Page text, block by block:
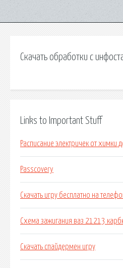
Скачать обработки с
Links to Important Stuff
Расписание электричек от химки
Passcovery
Скачать игру бесплатно на
Схема зажигания ваз 21213
Скачать спайдермен игру